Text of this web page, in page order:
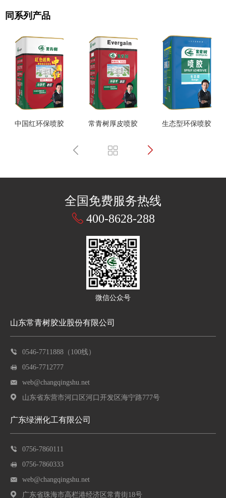
同系列产品
中国红环保喷胶 常青树厚皮喷胶 生态型环保喷胶
全国免费服务热线
400-8628-288
微信公众号
山东常青树胶业股份有限公司
0546-7711888（100线）
0546-7712777
web@changqingshu.net
山东省东营市河口区河口开发区海宁路777号
广东绿洲化工有限公司
0756-7860111
0756-7860333
web@changqingshu.net
广东省珠海市高栏港经济区常青街18号